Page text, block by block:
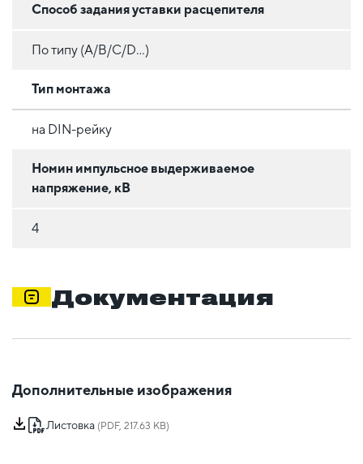
Способ задания уставки расцепителя
По типу (A/B/C/D...)
Тип монтажа
на DIN-рейку
Номин импульсное выдерживаемое
напряжение, кВ
4
Документация
Дополнительные изображения
Листовка (PDF, 217.63 KB)